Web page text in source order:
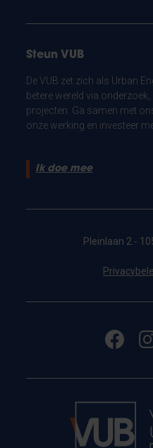
Steun VUB
De VUB zet zich als Urban
betere wereld via
projecten. Ga samen met
onze werking en investeer
Ik doe mee
Pleinlaan 2 -